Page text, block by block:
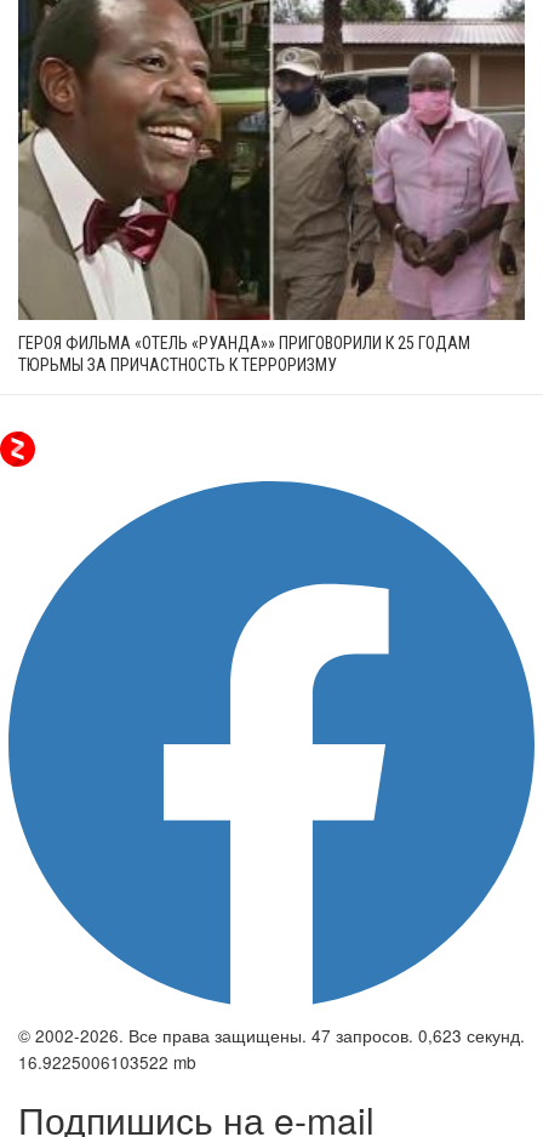
ГЕРОЯ ФИЛЬМА «ОТЕЛЬ «РУАНДА»» ПРИГОВОРИЛИ К 25 ГОДАМ
ТЮРЬМЫ ЗА ПРИЧАСТНОСТЬ К ТЕРРОРИЗМУ
© 2002-2026. Все права защищены. 47 запросов. 0,623 секунд.
16.9225006103522 mb
Подпишись на e-mail